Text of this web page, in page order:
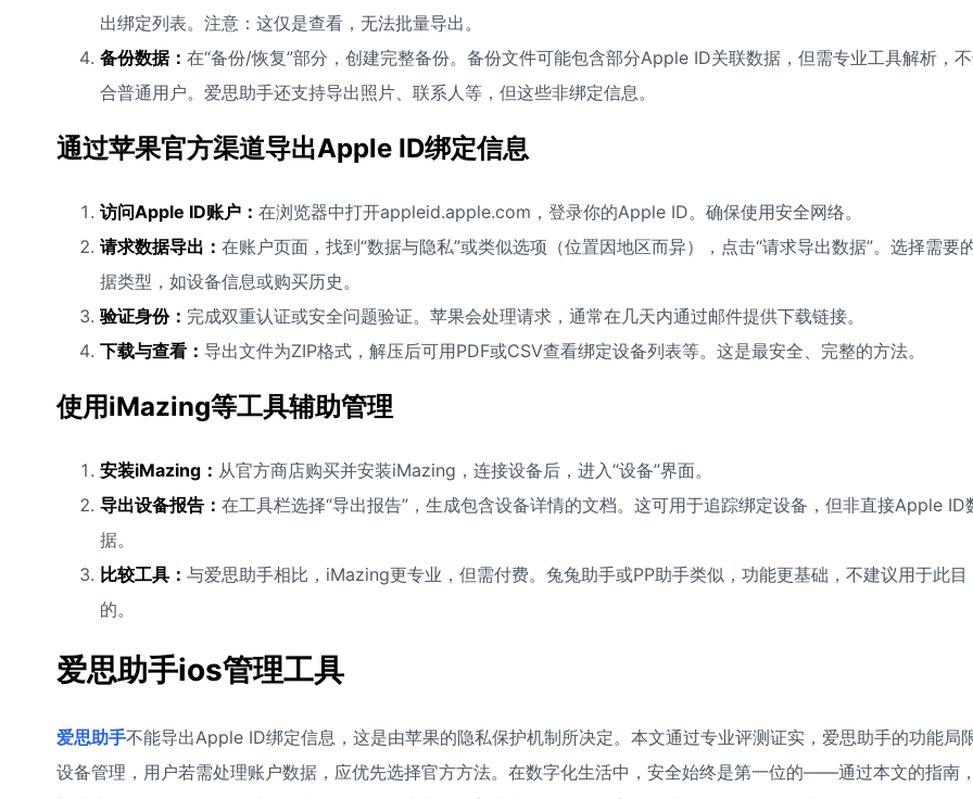
出绑定列表。注意：这仅是查看，无法批量导出。
备份数据： 在“备份/恢复”部分，创建完整备份。备份文件可能包含部分Apple ID关联数据，但需专业工具解析，
合普通用户。爱思助手还支持导出照片、联系人等，但这些非绑定信息。
通过苹果官方渠道导出Apple ID绑定信息
访问Apple ID账户： 在浏览器中打开appleid.apple.com，登录你的Apple ID。确保使用安全网络。
请求数据导出： 在账户页面，找到“数据与隐私”或类似选项（位置因地区而异），点击“请求导出数据”。选择需要
据类型，如设备信息或购买历史。
验证身份： 完成双重认证或安全问题验证。苹果会处理请求，通常在几天内通过邮件提供下载链接。
下载与查看： 导出文件为ZIP格式，解压后可用PDF或CSV查看绑定设备列表等。这是最安全、完整的方法。
使用iMazing等工具辅助管理
安装iMazing： 从官方商店购买并安装iMazing，连接设备后，进入“设备”界面。
导出设备报告： 在工具栏选择“导出报告”，生成包含设备详情的文档。这可用于追踪绑定设备，但非直接Apple ID
据。
比较工具： 与爱思助手相比，iMazing更专业，但需付费。兔兔助手或PP助手类似，功能更基础，不建议用于此目
的。
爱思助手ios管理工具
爱思助手不能导出Apple ID绑定信息，这是由苹果的隐私保护机制所决定。本文通过专业评测证实，爱思助手的功能局
设备管理，用户若需处理账户数据，应优先选择官方方法。在数字化生活中，安全始终是第一位的——通过本文的指南